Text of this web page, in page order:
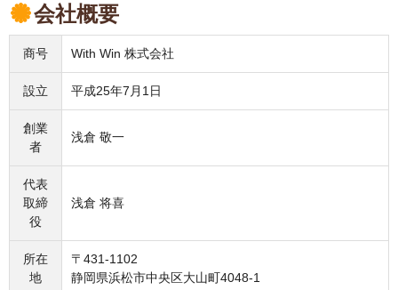
会社概要
商号 With Win 株式会社
設立 平成25年7月1日
創業
者
浅倉 敬一
代表
取締
役
浅倉 将喜
所在
地
〒431-1102
静岡県浜松市中央区大山町4048-1